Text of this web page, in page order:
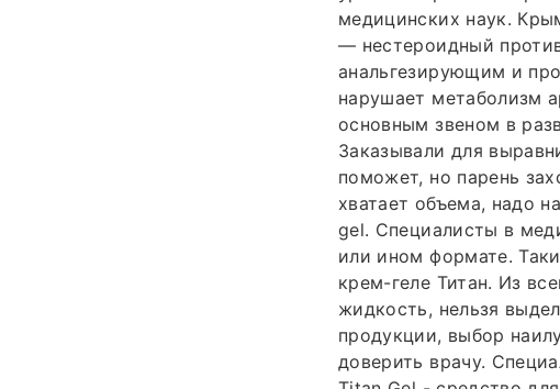
медицинских наук.
— нестероидный
анальгезирующим и
нарушает метаболизм
основным звеном в
Заказывали для
поможет, но парень
хватает объема, надо
gel. Специалисты в
или ином формате.
крем-геле Титан. Из
жидкость, нельзя
продукции, выбор
доверить врачу.